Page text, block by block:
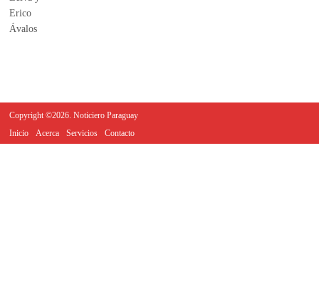
Copyright ©2026. Noticiero Paraguay
Inicio
Acerca Servicios Contacto